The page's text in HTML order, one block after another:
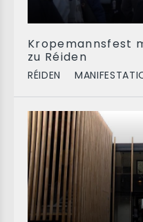
Kropemannsfest
zu Réiden
RÉIDEN